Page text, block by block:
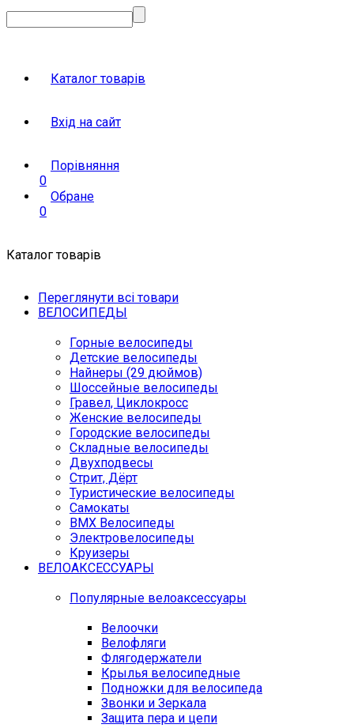
Каталог товарів
Вхід на сайт
Порівняння
0
Обране
0
Каталог товарів
Переглянути всі товари
ВЕЛОСИПЕДЫ
Горные велосипеды
Детские велосипеды
Найнеры (29 дюймов)
Шоссейные велосипеды
Гравел, Циклокросс
Женские велосипеды
Городcкие велосипеды
Складные велосипеды
Двухподвесы
Стрит, Дёрт
Туристические велосипеды
Самокаты
BMX Велосипеды
Электровелосипеды
Круизеры
ВЕЛОАКСЕССУАРЫ
Популярные велоаксессуары
Велоочки
Велофляги
Флягодержатели
Крылья велосипедные
Подножки для велосипеда
Звонки и Зеркала
Защита пера и цепи